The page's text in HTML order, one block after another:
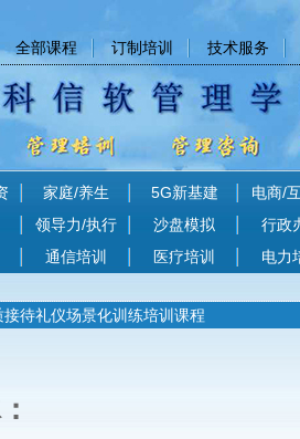
全部课程 订制培训 技术服务
家庭/养生 5G新基建
电商/
领导力/执行 沙盘模拟
行政
通信培训 医疗培训 电力
接待礼仪场景化训练培训课程